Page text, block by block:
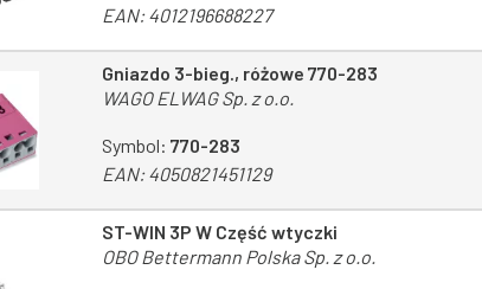
EAN:4012196688227
Gniazdo 3-bieg., różowe 770-283
WAGO ELWAG Sp. z o.o.
Symbol: 770-283
EAN:4050821451129
ST-WIN 3P W Część wtyczki
OBO Bettermann Polska Sp. z o.o.